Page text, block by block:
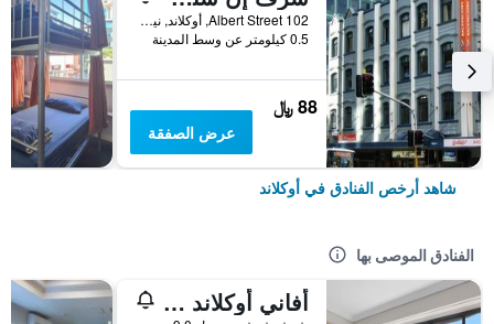
102 Albert Street, أوكلاند, نيوزيلندا
0.5 كيلومتر عن وسط المدينة
88 ﷼
عرض الصفقة
شاهد أرخص الفنادق في أوكلاند
الفنادق الموصى بها
أفاني أوكلاند متروبوليس ريزيدنسيز